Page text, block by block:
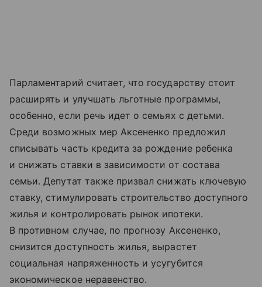
Парламентарий считает, что государству стоит
расширять и улучшать льготные программы,
особенно, если речь идет о семьях с детьми.
Среди возможных мер Аксененко предложил
списывать часть кредита за рождение ребенка
и снижать ставки в зависимости от состава
семьи. Депутат также призвал снижать ключевую
ставку, стимулировать строительство доступного
жилья и контролировать рынок ипотеки.
В противном случае, по прогнозу Аксененко,
снизится доступность жилья, вырастет
социальная напряженность и усугубится
экономическое неравенство.